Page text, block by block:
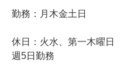
勤務：月木金土日
休日：火水、第一木曜日
週5日勤務